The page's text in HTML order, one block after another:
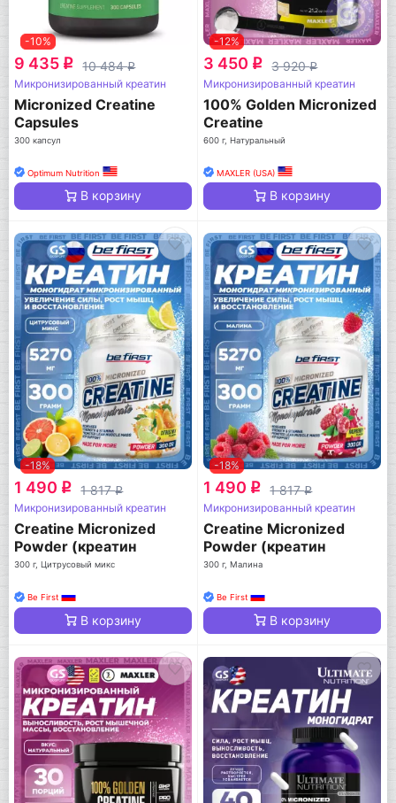
-10%
9 435 q 10 484q
Микронизированный креатин
Micronized Creatine
Capsules
300 капсул
Optimum Nutrition
В корзину
-12%
3 450 q 3 920q
Микронизированный креатин
100% Golden Micronized
Creatine
600 г, Натуральный
MAXLER (USA)
В корзину
-18%
1 490 q 1 817q
Микронизированный креатин
Creatine Micronized
Powder (креатин
моногидрат)
300 г, Цитрусовый микс
Be First
В корзину
-18%
1 490 q 1 817q
Микронизированный креатин
Creatine Micronized
Powder (креатин
моногидрат)
300 г, Малина
Be First
В корзину